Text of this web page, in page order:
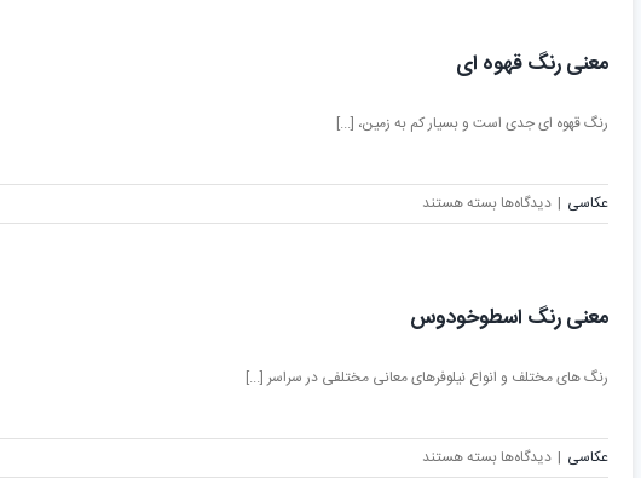
معنی رنگ قهوه ای
رنگ قهوه ای جدی است و بسیار کم به زمین، [...]
عکاسی | دیدگاه‌ها برای
معنی
بسته هستند
معنی رنگ اسطوخودوس
رنگ های مختلف و انواع نیلوفرهای معانی مختلفی در سراسر [...]
عکاسی | دیدگاه‌ها برای
بسته هستند